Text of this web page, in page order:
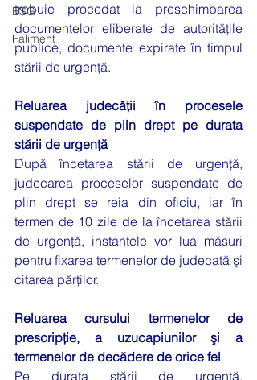
ESG
Faliment
trebuie procedat la preschimbarea
documentelor eliberate de autorităţile
publice, documente expirate în timpul
stării de urgenţă.
Reluarea judecăţii în procesele
suspendate de plin drept pe durata
stării de urgenţă
După încetarea stării de urgenţă,
judecarea proceselor suspendate de
plin drept se reia din oficiu, iar în
termen de 10 zile de la încetarea stării
de urgenţă, instanţele vor lua măsuri
pentru fixarea termenelor de judecată şi
citarea părţilor.
Reluarea cursului termenelor de
prescripţie, a uzucapiunilor şi a
termenelor de decădere de orice fel
Pe durata stării de urgenţă,